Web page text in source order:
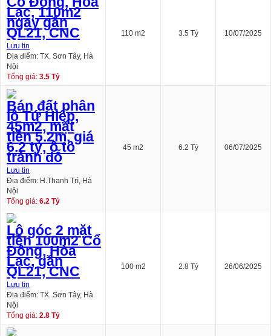
Lạc, 110m2
ngay gần
QL21, CNC
Lưu tin
Địa điểm: TX. Sơn Tây, Hà
Nội
Tổng giá: 3.5 Tỷ
110 m2 3.5 Tỷ 10/07/2025
Bán đất phân
lô Tứ Hiệp,
45m2, mặt
tiền 5.2m, giá
6.2 tỷ, ô tô
tránh đỗ
Lưu tin
Địa điểm: H.Thanh Trì, Hà
Nội
Tổng giá: 6.2 Tỷ
45 m2 6.2 Tỷ 06/07/2025
Lô góc 2 mặt
tiền 100m2 Cổ
Đông, Hòa
Lạc, gần
QL21, CNC
Lưu tin
Địa điểm: TX. Sơn Tây, Hà
Nội
Tổng giá: 2.8 Tỷ
100 m2 2.8 Tỷ 26/06/2025